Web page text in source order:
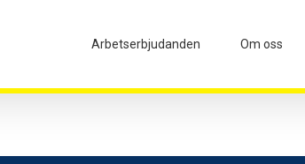
Arbetserbjudanden Om oss